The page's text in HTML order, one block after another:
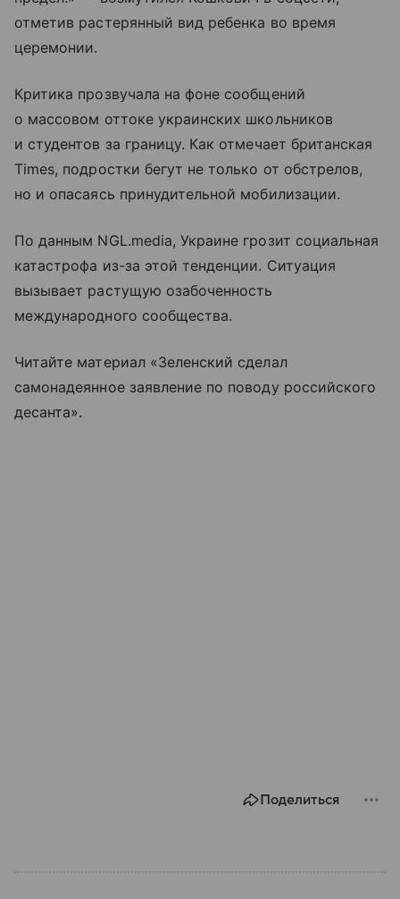
отметив растерянный вид ребенка во время
церемонии.
Критика прозвучала на фоне сообщений
о массовом оттоке украинских школьников
и студентов за границу. Как отмечает британская
Times, подростки бегут не только от обстрелов,
но и опасаясь принудительной мобилизации.
По данным NGL.media, Украине грозит социальная
катастрофа из-за этой тенденции. Ситуация
вызывает растущую озабоченность
международного сообщества.
Читайте материал «Зеленский сделал
самонадеянное заявление по поводу российского
десанта».
Поделиться